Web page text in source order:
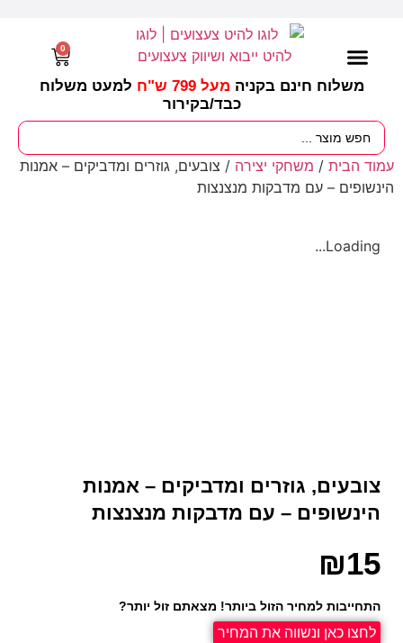
משלוח חינם בקניה מעל 799 ש"ח
למעט משלוח
כבד/בקירור
0
עמוד הבית / משחקי יצירה / צובעים, גוזרים ומדביקים – אמנות
הינשופים – עם מדבקות מנצנצות
Loading...
צובעים, גוזרים ומדביקים – אמנות
הינשופים – עם מדבקות מנצנצות
₪15
התחייבות למחיר הזול ביותר! מצאתם זול יותר?
לחצו כאן ונשווה את המחיר